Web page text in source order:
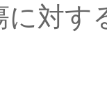
に対す